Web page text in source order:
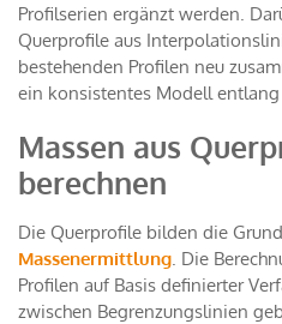
Profilserien ergänzt werden.
Querprofile aus
bestehenden Profilen neu
ein konsistentes Modell entlang
Massen aus
berechnen
Die Querprofile bilden die
Massenermittlung. Die
Profilen auf Basis definierter
zwischen Begrenzungslinien